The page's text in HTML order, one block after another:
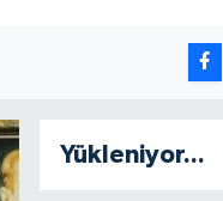
Yükleniyor...